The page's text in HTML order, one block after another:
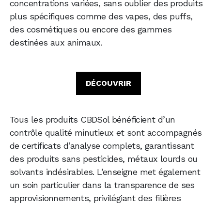
concentrations variées, sans oublier des produits
plus spécifiques comme des vapes, des puffs,
des cosmétiques ou encore des gammes
destinées aux animaux.
DÉCOUVRIR
Tous les produits CBDSol bénéficient d’un
contrôle qualité minutieux et sont accompagnés
de certificats d’analyse complets, garantissant
des produits sans pesticides, métaux lourds ou
solvants indésirables. L’enseigne met également
un soin particulier dans la transparence de ses
approvisionnements, privilégiant des filières